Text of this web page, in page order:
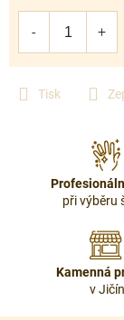
Tisk
při výběru
Kamenná
v